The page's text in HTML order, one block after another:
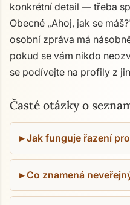
konkrétní detail — třeba
Obecné „Ahoj, jak se
osobní zpráva má
pokud se vám nikdo
se podívejte na profily z
Časté otázky o
Jak funguje řazení
Co znamená